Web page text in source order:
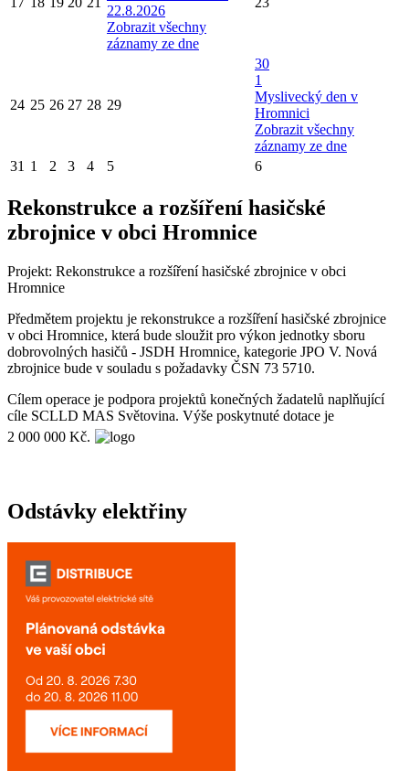
22.8.2026
Zobrazit všechny
záznamy ze dne
24 25 26 27 28 29
30
1
Myslivecký den v
Hromnici
Zobrazit všechny
záznamy ze dne
31 1 2 3 4 5 6
Rekonstrukce a rozšíření hasičské
zbrojnice v obci Hromnice
Projekt: Rekonstrukce a rozšíření hasičské zbrojnice v obci
Hromnice
Předmětem projektu je rekonstrukce a rozšíření hasičské zbrojnice
v obci Hromnice, která bude sloužit pro výkon jednotky sboru
dobrovolných hasičů - JSDH Hromnice, kategorie JPO V. Nová
zbrojnice bude v souladu s požadavky ČSN 73 5710.
Cílem operace je podpora projektů konečných žadatelů naplňující
cíle SCLLD MAS Světovina. Výše poskytnuté dotace je
2 000 000 Kč.
Odstávky elektřiny